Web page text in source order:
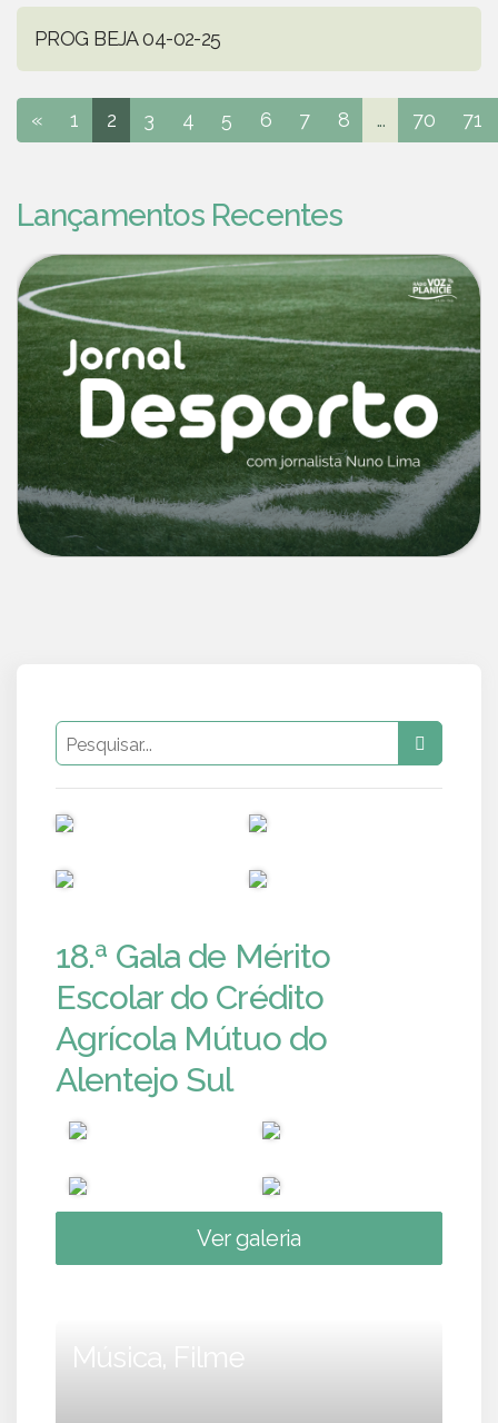
PROG BEJA 04-02-25
« 1 2 3 4 5 6 7 8 ... 70 71
Lançamentos Recentes
18.ª Gala de Mérito
Escolar do Crédito
Agrícola Mútuo do
Alentejo Sul
Ver galeria
Música, Filme